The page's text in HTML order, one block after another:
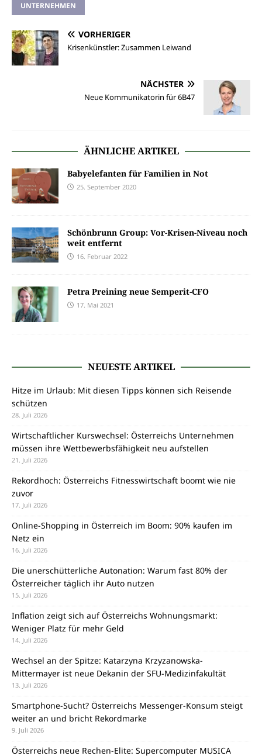
UNTERNEHMEN
VORHERIGER
Krisenkünstler: Zusammen Leiwand
NÄCHSTER
Neue Kommunikatorin für 6B47
ÄHNLICHE ARTIKEL
Babyelefanten für Familien in Not
25. September 2020
Schönbrunn Group: Vor-Krisen-Niveau noch
weit entfernt
16. Februar 2022
Petra Preining neue Semperit-CFO
17. Mai 2021
NEUESTE ARTIKEL
Hitze im Urlaub: Mit diesen Tipps können sich Reisende
schützen
28. Juli 2026
Wirtschaftlicher Kurswechsel: Österreichs Unternehmen
müssen ihre Wettbewerbsfähigkeit neu aufstellen
21. Juli 2026
Rekordhoch: Österreichs Fitnesswirtschaft boomt wie nie
zuvor
17. Juli 2026
Online-Shopping in Österreich im Boom: 90% kaufen im
Netz ein
16. Juli 2026
Die unerschütterliche Autonation: Warum fast 80% der
Österreicher täglich ihr Auto nutzen
15. Juli 2026
Inflation zeigt sich auf Österreichs Wohnungsmarkt:
Weniger Platz für mehr Geld
14. Juli 2026
Wechsel an der Spitze: Katarzyna Krzyzanowska-
Mittermayer ist neue Dekanin der SFU-Medizinfakultät
13. Juli 2026
Smartphone-Sucht? Österreichs Messenger-Konsum steigt
weiter an und bricht Rekordmarke
9. Juli 2026
Österreichs neue Rechen-Elite: Supercomputer MUSICA